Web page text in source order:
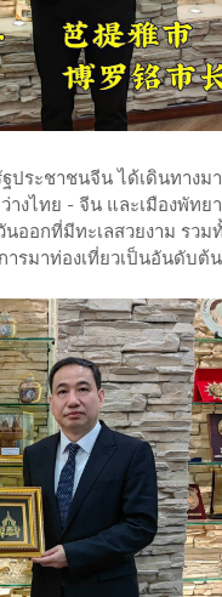
ระชาชนจีน ได้เดินทางม
ไทย - จีน และเมืองพัทย
ออกที่มีทะเลสวยงาม รวม
รมาท่องเที่ยวเป็นอันดับต้